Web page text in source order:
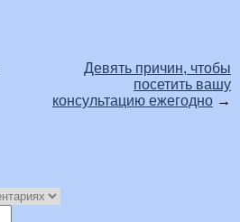
Девять причин, чтобы
посетить вашу
консультацию ежегодно →